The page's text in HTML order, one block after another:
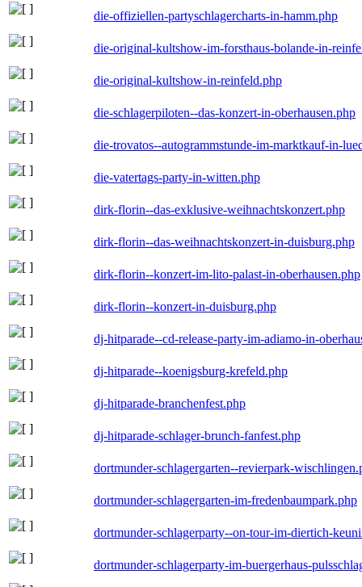
die-offiziellen-partyschlagercharts-in-hamm.php
die-original-kultshow-im-forsthaus-bolande-in-
die-original-kultshow-in-reinfeld.php
die-schlagerpiloten--das-konzert-in-oberhausen.php
die-trovatos--autogrammstunde-im-marktkauf-in-
die-vatertags-party-in-witten.php
dirk-florin--das-exklusive-weihnachtskonzert.php
dirk-florin--das-weihnachtskonzert-in-duisburg.php
dirk-florin--konzert-im-lito-palast-in-oberhausen.php
dirk-florin--konzert-in-duisburg.php
dj-hitparade--cd-release-party-im-adiamo-in-
dj-hitparade--koenigsburg-krefeld.php
dj-hitparade-branchenfest.php
dj-hitparade-schlager-brunch-fanfest.php
dortmunder-schlagergarten--revierpark-
dortmunder-schlagergarten-im-fredenbaumpark.php
dortmunder-schlagerparty--on-tour-im-diertich-
dortmunder-schlagerparty-im-buergerhaus-